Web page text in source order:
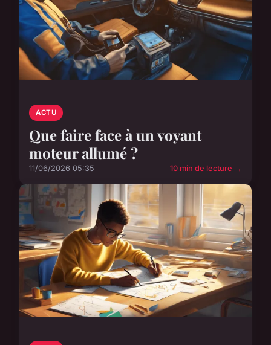
ACTU
Que faire face à un voyant
moteur allumé ?
11/06/2026 05:35 10 min de lecture →